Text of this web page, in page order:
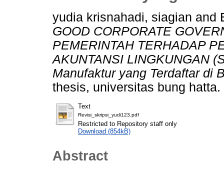
yudia krisnahadi, siagian and
GOOD CORPORATE
PEMERINTAH TERHADAP
AKUNTANSI LINGKUNGAN
Manufaktur yang Terdaftar di
thesis, universitas bung hatta.
Text
Revisi_skripsi_yudi123.pdf
Restricted to Repository staff only
Download (854kB)
Abstract